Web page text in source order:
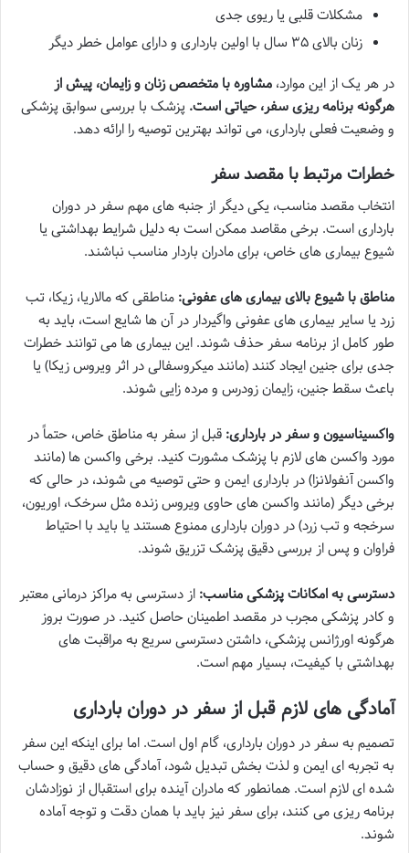
مشکلات قلبی یا ریوی جدی
زنان بالای ۳۵ سال با اولین بارداری و دارای عوامل خطر دیگر
در هر یک از این موارد، مشاوره با متخصص زنان و زایمان، پیش از
هرگونه برنامه ریزی سفر، حیاتی است. پزشک با بررسی سوابق پزشکی
و وضعیت فعلی بارداری، می تواند بهترین توصیه را ارائه دهد.
خطرات مرتبط با مقصد سفر
انتخاب مقصد مناسب، یکی دیگر از جنبه های مهم سفر در دوران
بارداری است. برخی مقاصد ممکن است به دلیل شرایط بهداشتی یا
شیوع بیماری های خاص، برای مادران باردار مناسب نباشند.
مناطق با شیوع بالای بیماری های عفونی: مناطقی که مالاریا، زیکا، تب
زرد یا سایر بیماری های عفونی واگیردار در آن ها شایع است، باید به
طور کامل از برنامه سفر حذف شوند. این بیماری ها می توانند خطرات
جدی برای جنین ایجاد کنند (مانند میکروسفالی در اثر ویروس زیکا) یا
باعث سقط جنین، زایمان زودرس و مرده زایی شوند.
واکسیناسیون و سفر در بارداری: قبل از سفر به مناطق خاص، حتماً در
مورد واکسن های لازم با پزشک مشورت کنید. برخی واکسن ها (مانند
واکسن آنفولانزا) در بارداری ایمن و حتی توصیه می شوند، در حالی که
برخی دیگر (مانند واکسن های حاوی ویروس زنده مثل سرخک، اوریون،
سرخجه و تب زرد) در دوران بارداری ممنوع هستند یا باید با احتیاط
فراوان و پس از بررسی دقیق پزشک تزریق شوند.
دسترسی به امکانات پزشکی مناسب: از دسترسی به مراکز درمانی معتبر
و کادر پزشکی مجرب در مقصد اطمینان حاصل کنید. در صورت بروز
هرگونه اورژانس پزشکی، داشتن دسترسی سریع به مراقبت های
بهداشتی با کیفیت، بسیار مهم است.
آمادگی های لازم قبل از سفر در دوران بارداری
تصمیم به سفر در دوران بارداری، گام اول است. اما برای اینکه این سفر
به تجربه ای ایمن و لذت بخش تبدیل شود، آمادگی های دقیق و حساب
شده ای لازم است. همانطور که مادران آینده برای استقبال از نوزادشان
برنامه ریزی می کنند، برای سفر نیز باید با همان دقت و توجه آماده
شوند.